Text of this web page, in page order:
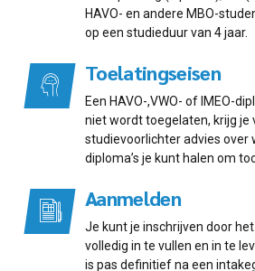
HAVO- en andere MBO-
op een studieduur van 4 jaar.
Toelatingseisen
Een HAVO-,VWO- of IMEO-
niet wordt toegelaten, krijg je
studievoorlichter advies over
diploma’s je kunt halen om
Aanmelden
Je kunt je inschrijven door het
volledig in te vullen en in te
is pas definitief na een